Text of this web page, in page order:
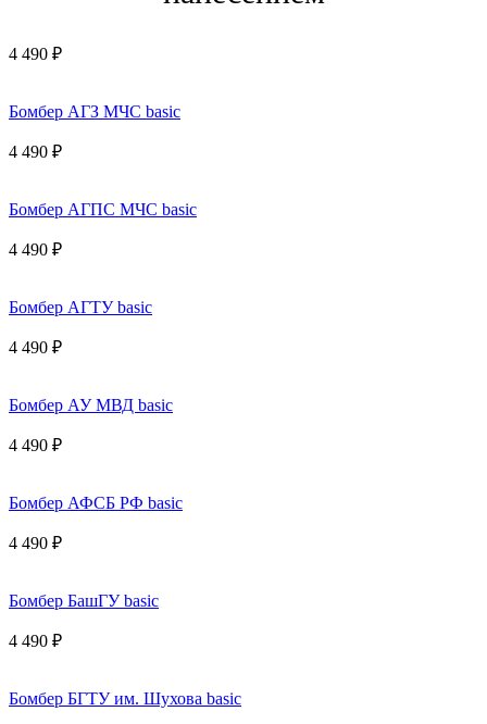
4 490 ₽
Бомбер АГЗ МЧС basic
4 490 ₽
Бомбер АГПС МЧС basic
4 490 ₽
Бомбер АГТУ basic
4 490 ₽
Бомбер АУ МВД basic
4 490 ₽
Бомбер АФСБ РФ basic
4 490 ₽
Бомбер БашГУ basic
4 490 ₽
Бомбер БГТУ им. Шухова basic